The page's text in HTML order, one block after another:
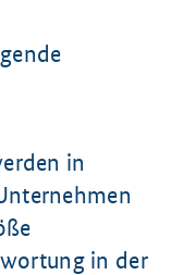
in
in der